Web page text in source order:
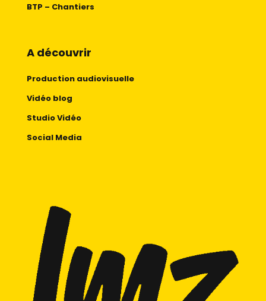
BTP – Chantiers
A découvrir
Production audiovisuelle
Vidéo blog
Studio Vidéo
Social Media